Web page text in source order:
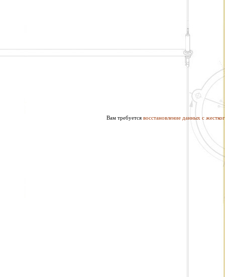
Вам требуется восстановление данных с